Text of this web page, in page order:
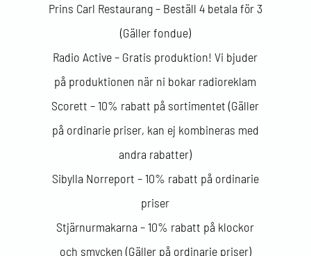
Prins Carl Restaurang – Beställ 4 betala för 3
(Gäller fondue)
Radio Active – Gratis produktion! Vi bjuder
på produktionen när ni bokar radioreklam
Scorett – 10% rabatt på sortimentet (Gäller
på ordinarie priser, kan ej kombineras med
andra rabatter)
Sibylla Norreport – 10% rabatt på ordinarie
priser
Stjärnurmakarna – 10% rabatt på klockor
och smycken (Gäller på ordinarie priser)